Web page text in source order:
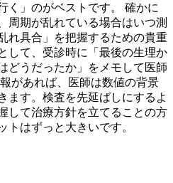
く」のがベストです。 確かに
周期が乱れている場合はいつ測
れ具合」を把握するための貴重
して、受診時に「最後の生理か
どうだったか」をメモして医師
があれば、医師は数値の背景
ます。検査を先延ばしにするよ
して治療方針を立てることの方
トはずっと大きいです。